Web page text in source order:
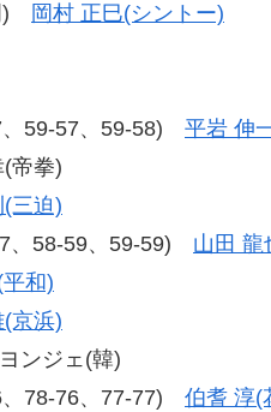
)
岡村 正巳(シントー)
59-57、59-58) 平岩 伸
帝拳)
三迫)
、58-59、59-59) 山田 龍
和)
京浜)
ンジェ(韓)
78-76、77-77) 伯耆 淳(